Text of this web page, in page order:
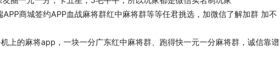
商城签约APP血战麻将群红中麻将群等等任君挑选，加微信了解加群 加不
上的麻将app，一块一分广东红中麻将群、跑得快一元一分麻将群，诚信靠谱